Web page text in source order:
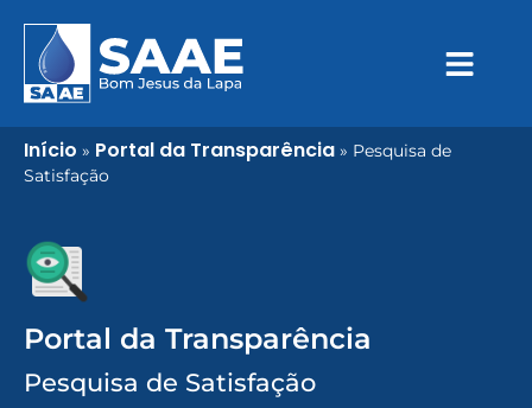
Início » Portal da Transparência » Pesquisa de
Satisfação
Portal da Transparência
Pesquisa de Satisfação